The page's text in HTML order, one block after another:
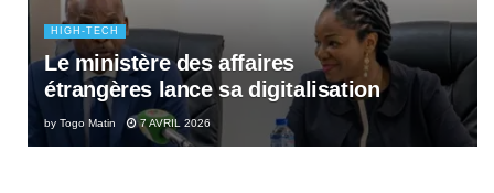
HIGH-TECH
Le ministère des affaires
étrangères lance sa digitalisation
by Togo Matin 7 AVRIL 2026